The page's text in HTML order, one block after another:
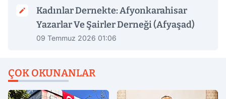
Kadınlar Dernekte: Afyonkarahisar
Yazarlar Ve Şairler Derneği (Afyaşad)
09 Temmuz 2026 01:06
ÇOK OKUNANLAR